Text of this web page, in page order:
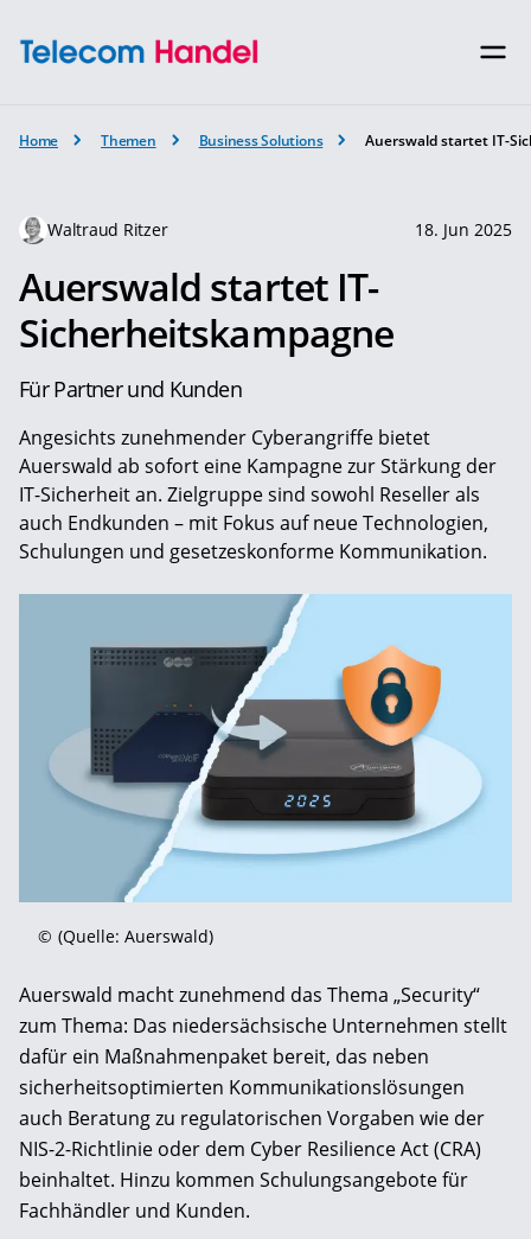
Home Themen Business Solutions Auerswald startet IT-
Waltraud Ritzer 18. Jun 2025
Auerswald startet IT-
Sicherheitskampagne
Für Partner und Kunden
Angesichts zunehmender Cyberangriffe bietet
Auerswald ab sofort eine Kampagne zur Stärkung der
IT-Sicherheit an. Zielgruppe sind sowohl Reseller als
auch Endkunden – mit Fokus auf neue Technologien,
Schulungen und gesetzeskonforme Kommunikation.
© (Quelle: Auerswald)
Auerswald macht zunehmend das Thema „Security“
zum Thema: Das niedersächsische Unternehmen stellt
dafür ein Maßnahmenpaket bereit, das neben
sicherheitsoptimierten Kommunikationslösungen
auch Beratung zu regulatorischen Vorgaben wie der
NIS-2-Richtlinie oder dem Cyber Resilience Act (CRA)
beinhaltet. Hinzu kommen Schulungsangebote für
Fachhändler und Kunden.